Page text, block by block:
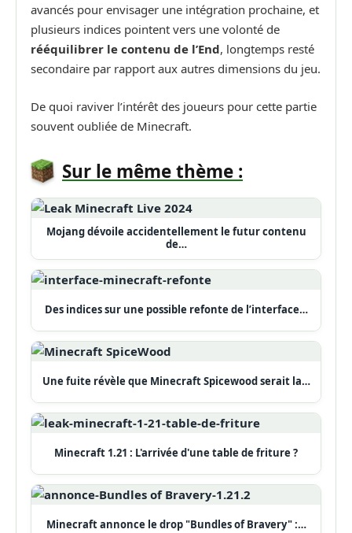
avancés pour envisager une intégration prochaine, et
plusieurs indices pointent vers une volonté de
rééquilibrer le contenu de l’End, longtemps resté
secondaire par rapport aux autres dimensions du jeu.
De quoi raviver l’intérêt des joueurs pour cette partie
souvent oubliée de Minecraft.
Sur le même thème :
Mojang dévoile accidentellement le futur contenu
de…
Des indices sur une possible refonte de l’interface…
Une fuite révèle que Minecraft Spicewood serait la…
Minecraft 1.21 : L'arrivée d'une table de friture ?
Minecraft annonce le drop "Bundles of Bravery" :…